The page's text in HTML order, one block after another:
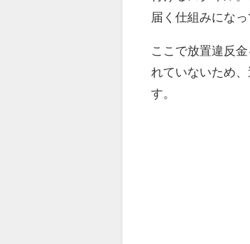
届く仕組みになっ
ここで放置違反
れていないため
す。